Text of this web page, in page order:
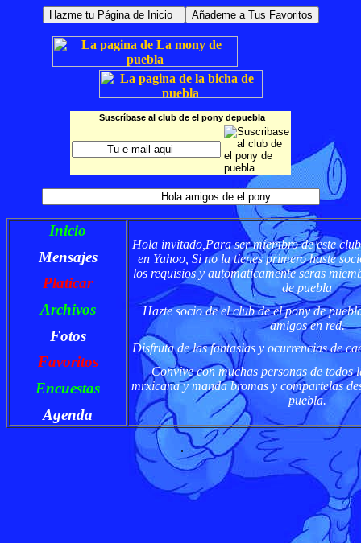
Suscríbase al club de el pony depuebla
Inicio
Mensajes
Platicar
Archivos
Fotos
Favoritos
Encuestas
Agenda
Hola invitado,Para ser miembro de este
en Yahoo, Si no la tienes primerohaste
los requisios y automaticamente seras
de puebla
Hazte socio de el club de el pony de
amigos en red.
Disfruta de las fantasias y ocurrencias de
Convive con muchas personas de todos
mrxicana y manda bromas y compartelas
puebla.
.